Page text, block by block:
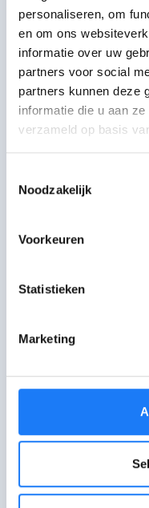
personaliseren, om
en om ons
informatie over uw
partners voor social
partners kunnen deze
informatie die u aan
verzameld op basis
Noodzakelijk
Voorkeuren
Statistieken
Marketing
Bijvoorbeeld:
Youtuber Acid
de uitspraak in
overleden
in een video de
daarvoor
jongeren. Maar
adres
zonder
feestje uit tot
ontstonden
verschillende